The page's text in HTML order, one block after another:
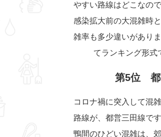
やすい路線はどこなの
感染拡大前の大混雑時
雑率も多少違いがあり
てランキング形式
第5位 都
コロナ禍に突入して混
路線が、都営三田線で
鴨間のひどい混雑は、